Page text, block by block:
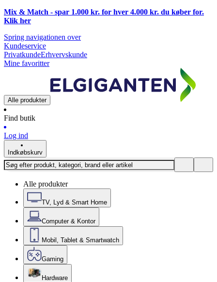
Mix & Match - spar 1.000 kr. for hver 4.000 kr. du køber for.
Klik her
Spring navigationen over
Kundeservice
PrivatkundeErhvervskunde
Mine favoritter
Alle produkter
Find butik
Log ind
Indkøbskurv
Alle produkter
TV, Lyd & Smart Home
Computer & Kontor
Mobil, Tablet & Smartwatch
Gaming
Hardware